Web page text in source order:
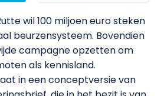
wil 100 miljoen euro steken
beurzensysteem. Bovendien
campagne opzetten om
als kennisland.
in een conceptversie van